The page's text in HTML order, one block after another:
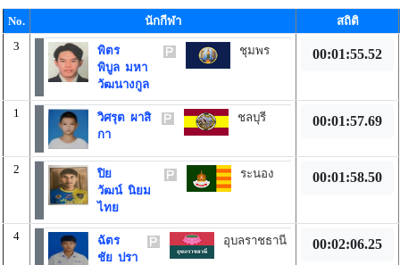
No. นักกีฬา
สถิติ
3
พิตร
พิบูล มหา
วัฒนางกูล
ชุมพร 00:01:55.52
1
วิศรุต ผาสิ
กา
ชลบุรี 00:01:57.69
2
ปิย
วัฒน์ นิยม
ไทย
ระนอง 00:01:58.50
4
ฉัตร
ชัย ปรา
อุบลราชธานี 00:02:06.25